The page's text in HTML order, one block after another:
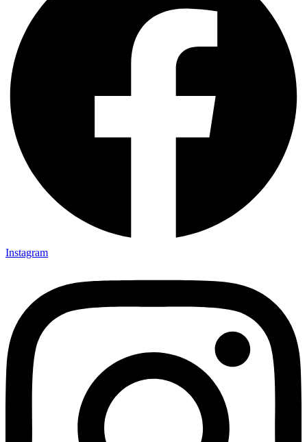
Instagram